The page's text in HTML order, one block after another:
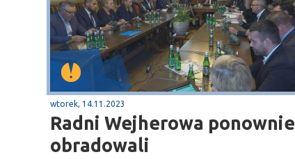
wtorek, 14.11.2023
Radni Wejherowa ponownie
obradowali
krajową nr 6
Sopot
plaża